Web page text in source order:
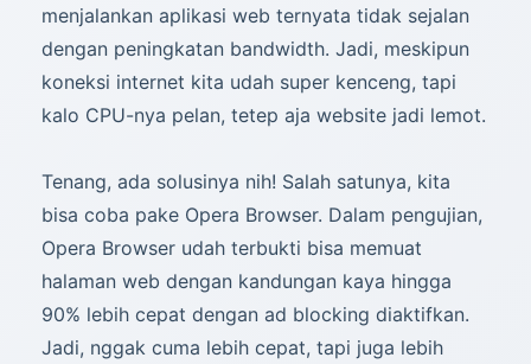
menjalankan aplikasi web ternyata tidak sejalan
dengan peningkatan bandwidth. Jadi, meskipun
koneksi internet kita udah super kenceng, tapi
kalo CPU-nya pelan, tetep aja website jadi lemot.
Tenang, ada solusinya nih! Salah satunya, kita
bisa coba pake Opera Browser. Dalam pengujian,
Opera Browser udah terbukti bisa memuat
halaman web dengan kandungan kaya hingga
90% lebih cepat dengan ad blocking diaktifkan.
Jadi, nggak cuma lebih cepat, tapi juga lebih